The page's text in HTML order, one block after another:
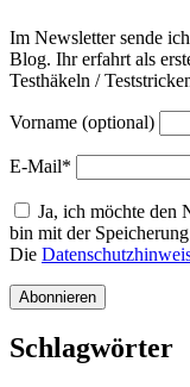
Im Newsletter sende
Blog. Ihr erfahrt als
Testhäkeln /
Vorname (optional)
E-Mail*
Ja, ich möchte den
bin mit der
Die
Schlagwörter